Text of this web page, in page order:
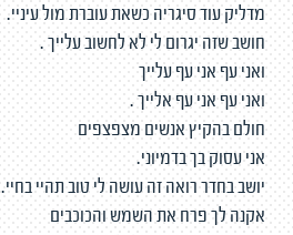
מדליק עוד סיגריה כשאת עוברת מול עיניי.
חושב שזה יגרום לי לא לחשוב עלייך .
ואני עף אני עף עלייך
ואני עף אני עף אלייך .
חולם בהקיץ אנשים מצפצפים
אני עסוק בך בדמיוני.
יושב בחדר רואה זה עושה לי טוב תהיי בחיי.
אקנה לך פרח את השמש והכוכבים